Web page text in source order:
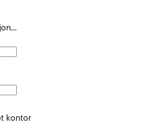
kontor